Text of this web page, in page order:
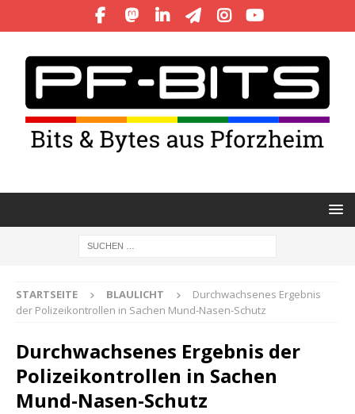
STARTSEITE BLAULICHT
Durchwachsenes Ergebnis
der Polizeikontrollen in Sachen Mund-Nasen-Schutz
Durchwachsenes Ergebnis der
Polizeikontrollen in Sachen
Mund-Nasen-Schutz